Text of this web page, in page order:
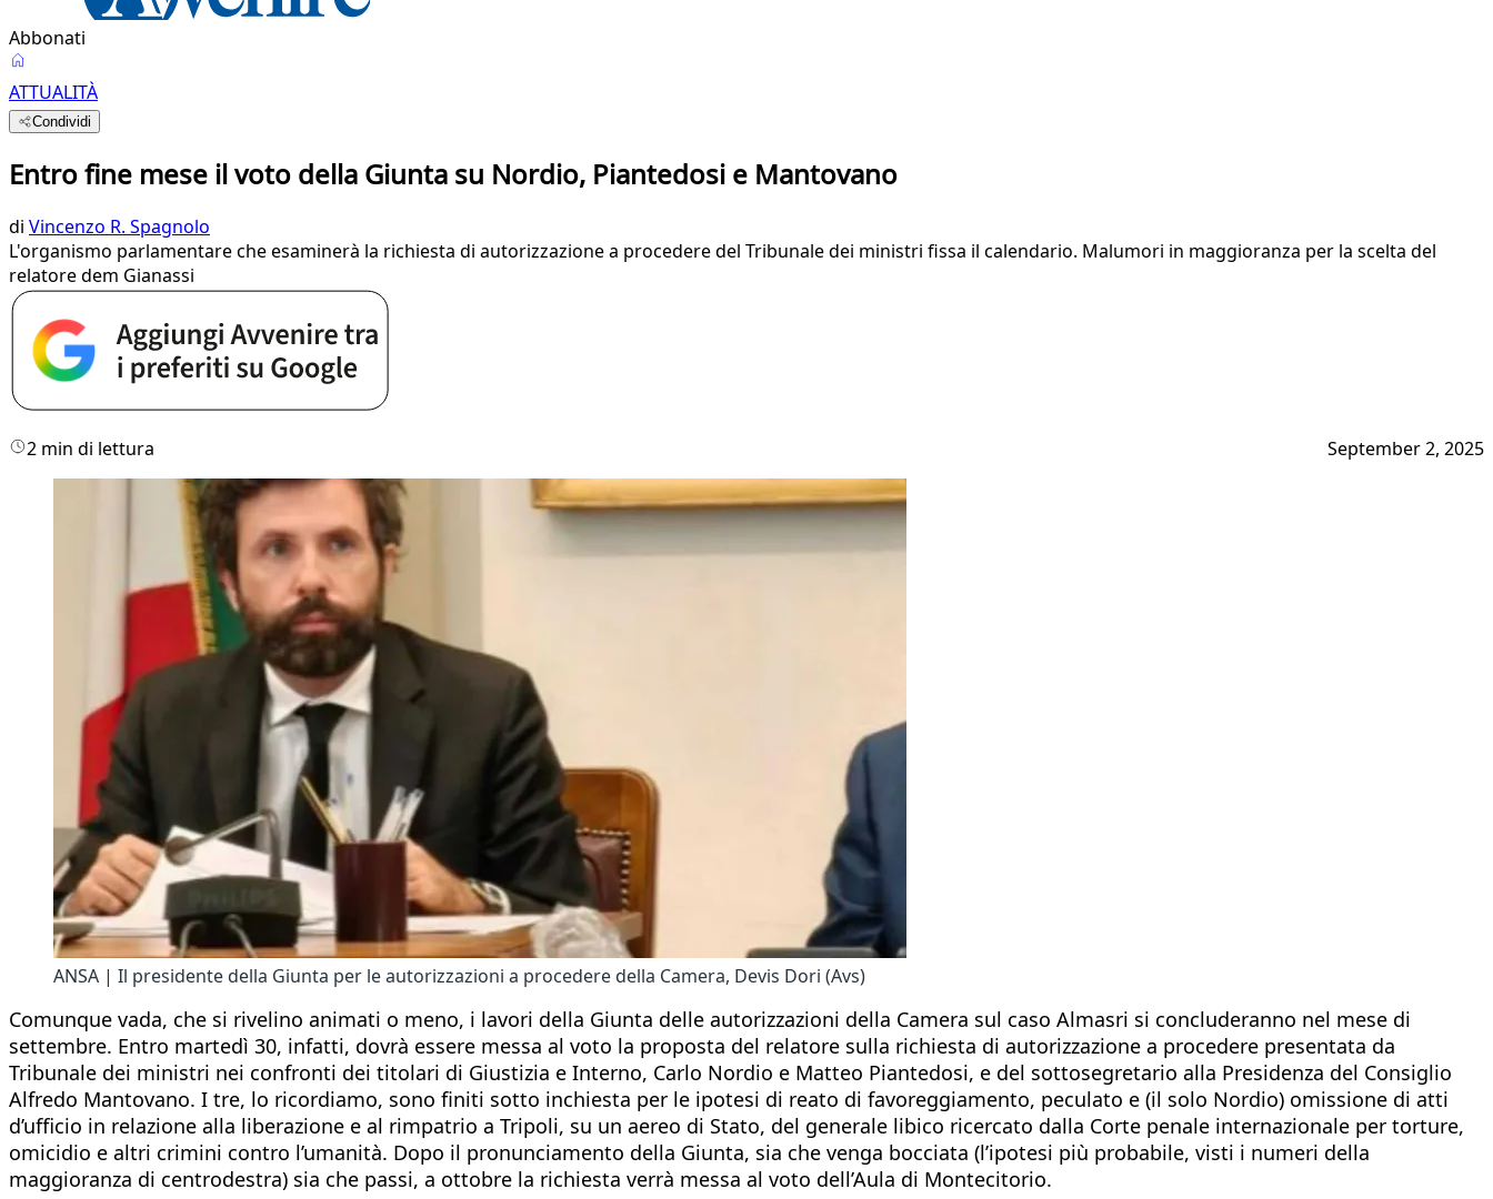
Abbonati
ATTUALITÀ
Condividi
Entro fine mese il voto della Giunta su Nordio, Piantedosi e Mantovano
di Vincenzo R. Spagnolo
L'organismo parlamentare che esaminerà la richiesta di autorizzazione a procedere del Tribunale dei ministri fissa il calendario. Malumori in maggioranza per la scelta del
relatore dem Gianassi
2 min di lettura September 2, 2025
ANSA | Il presidente della Giunta per le autorizzazioni a procedere della Camera, Devis Dori (Avs)
Comunque vada, che si rivelino animati o meno, i lavori della Giunta delle autorizzazioni della Camera sul caso Almasri si concluderanno nel mese di
settembre. Entro martedì 30, infatti, dovrà essere messa al voto la proposta del relatore sulla richiesta di autorizzazione a procedere presentata da
Tribunale dei ministri nei confronti dei titolari di Giustizia e Interno, Carlo Nordio e Matteo Piantedosi, e del sottosegretario alla Presidenza del Consiglio
Alfredo Mantovano. I tre, lo ricordiamo, sono finiti sotto inchiesta per le ipotesi di reato di favoreggiamento, peculato e (il solo Nordio) omissione di atti
d’ufficio in relazione alla liberazione e al rimpatrio a Tripoli, su un aereo di Stato, del generale libico ricercato dalla Corte penale internazionale per torture,
omicidio e altri crimini contro l’umanità. Dopo il pronunciamento della Giunta, sia che venga bocciata (l’ipotesi più probabile, visti i numeri della
maggioranza di centrodestra) sia che passi, a ottobre la richiesta verrà messa al voto dell’Aula di Montecitorio.